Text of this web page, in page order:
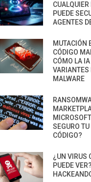
PUEDE
AGENTES
MUTACIÓN
CÓDIGO
CÓMO LA
VARIANTES
MALWARE
SEGURO
CÓDIGO?
¿UN VIRUS
PUEDE